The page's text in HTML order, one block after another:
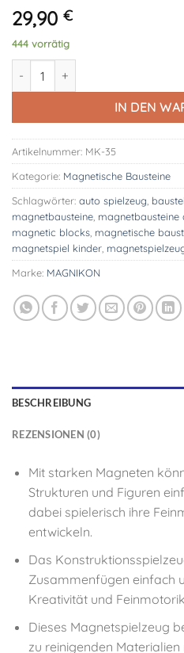
29,90 €
444 vorrätig
IN DEN
Artikelnummer: MK-35
Kategorie: Magnetische Bausteine
Schlagwörter: auto spielzeug,
magnetbausteine, magnetbausteine
magnetic blocks, magnetische
magnetspiel kinder,
Marke: MAGNIKON
BESCHREIBUNG
REZENSIONEN (0)
Mit starken Magneten
Strukturen und Figuren
dabei spielerisch ihre
entwickeln.
Das
Zusammenfügen einfach
Kreativität und
Dieses Magnetspielzeug
zu reinigenden